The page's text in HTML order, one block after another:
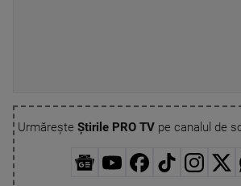
Urmărește Știrile PRO TVpe canalul de